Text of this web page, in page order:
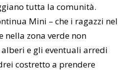
tutta la comunità.
Mini – che i ragazzi nel
nella zona verde non
e gli eventuali arredi
costretto a prendere